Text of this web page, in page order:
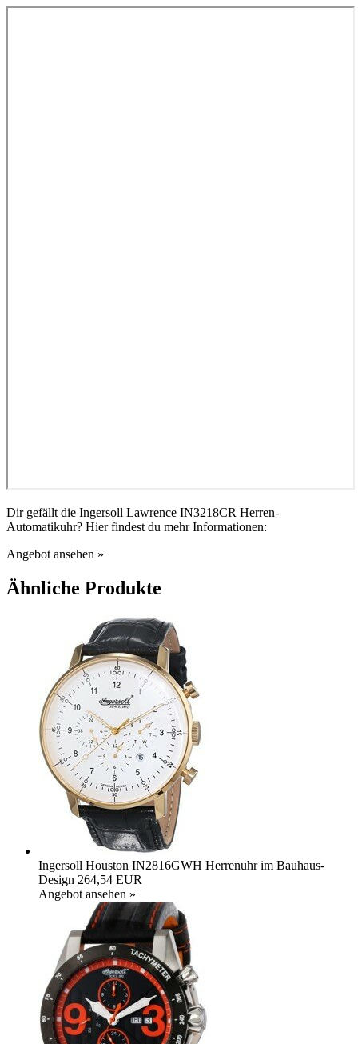
Dir gefällt die Ingersoll Lawrence IN3218CR Herren-
Automatikuhr? Hier findest du mehr Informationen:
Angebot ansehen »
Ähnliche Produkte
Ingersoll Houston IN2816GWH Herrenuhr im Bauhaus-
Design 264,54 EUR
Angebot ansehen »